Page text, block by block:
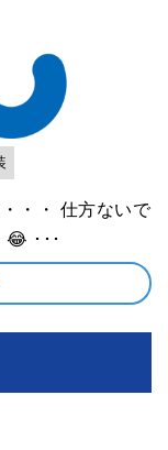
ないで
すね・・・😢 雨には勝てません・・・😂 ･･･